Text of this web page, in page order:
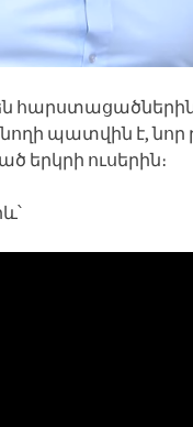
պատվին է, նոր
երկրի ուսերին։